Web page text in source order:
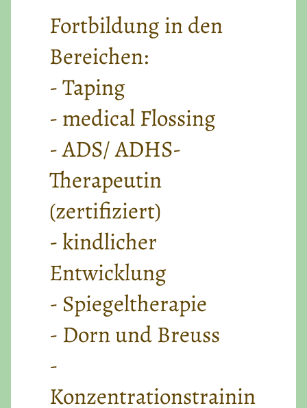
Fortbildung in den
Bereichen:
- Taping
- medical Flossing
- ADS/ ADHS-
Therapeutin
(zertifiziert)
- kindlicher
Entwicklung
- Spiegeltherapie
- Dorn und Breuss
-
Konzentrationstrainin